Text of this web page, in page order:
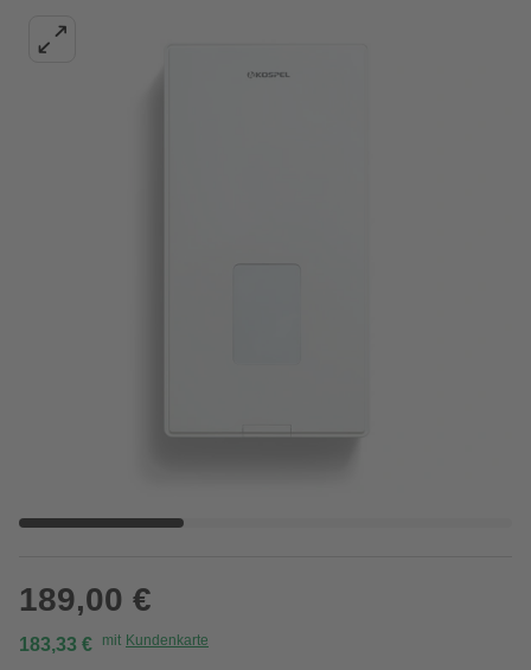
189,00 €
183,33 € mit Kundenkarte